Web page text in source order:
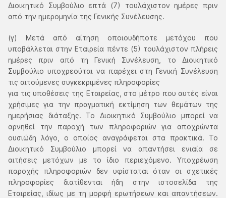
Διοικητικό Συμβούλιο επτά (7) τουλάχιστον ημέρες πριν
από την ημερομηνία της Γενικής Συνέλευσης.
(γ) Μετά από αίτηση οποιουδήποτε μετόχου που
υποβάλλεται στην Εταιρεία πέντε (5) τουλάχιστον πλήρεις
ημέρες πριν από τη Γενική Συνέλευση, το Διοικητικό
Συμβούλιο υποχρεούται να παρέχει στη Γενική Συνέλευση
τις αιτούμενες συγκεκριμένες πληροφορίες
για τις υποθέσεις της Εταιρείας, στο μέτρο που αυτές είναι
χρήσιμες για την πραγματική εκτίμηση των θεμάτων της
ημερήσιας διάταξης. Το Διοικητικό Συμβούλιο μπορεί να
αρνηθεί την παροχή των πληροφοριών για αποχρώντα
ουσιώδη λόγο, ο οποίος αναγράφεται στα πρακτικά. Το
Διοικητικό Συμβούλιο μπορεί να απαντήσει ενιαία σε
αιτήσεις μετόχων με το ίδιο περιεχόμενο. Υποχρέωση
παροχής πληροφοριών δεν υφίσταται όταν οι σχετικές
πληροφορίες διατίθενται ήδη στην ιστοσελίδα της
Εταιρείας, ιδίως με τη μορφή ερωτήσεων και απαντήσεων.